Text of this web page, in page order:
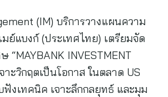
(IM) บริการวางแผนความ
ย์แบงก์ (ประเทศไทย) เตรียมจัด
INVESTMENT
าะวิกฤตเป็นโอกาส ในตลาด US
ฟังเทคนิค เจาะลึกกลยุทธ์ และมุม